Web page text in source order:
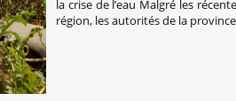
la crise de l’eau Malgré les
région, les autorités de la